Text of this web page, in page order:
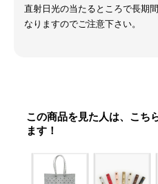
直射日光の当たるところで長期
なりますのでご注意下さい。
この商品を見た人は、こち
ます！